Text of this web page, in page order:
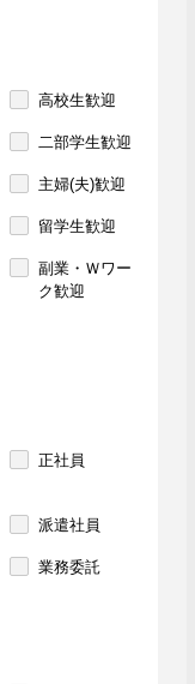
高校生歓迎
二部学生歓迎
主婦(夫)歓迎
留学生歓迎
副業・Ｗワー
ク歓迎
正社員
派遣社員
業務委託